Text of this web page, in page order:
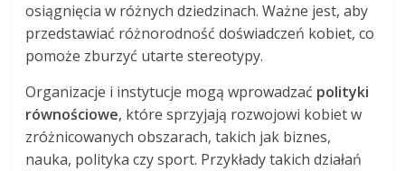
osiągnięcia w różnych dziedzinach. Ważne jest, aby
przedstawiać różnorodność doświadczeń kobiet, co
pomoże zburzyć utarte stereotypy.
Organizacje i instytucje mogą wprowadzać polityki
równościowe, które sprzyjają rozwojowi kobiet w
zróżnicowanych obszarach, takich jak biznes,
nauka, polityka czy sport. Przykłady takich działań